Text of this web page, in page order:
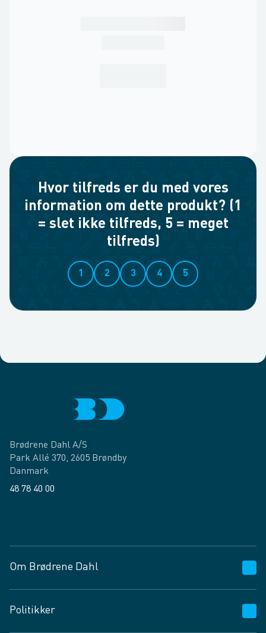
Hvor tilfreds er du med vores
information om dette produkt? (1
= slet ikke tilfreds, 5 = meget
tilfreds)
1 2 3 4 5
Brødrene Dahl A/S
Park Allé 370, 2605 Brøndby
Danmark
48 78 40 00
Om Brødrene Dahl
Vagttelefon 30 10 89 89
Politikker